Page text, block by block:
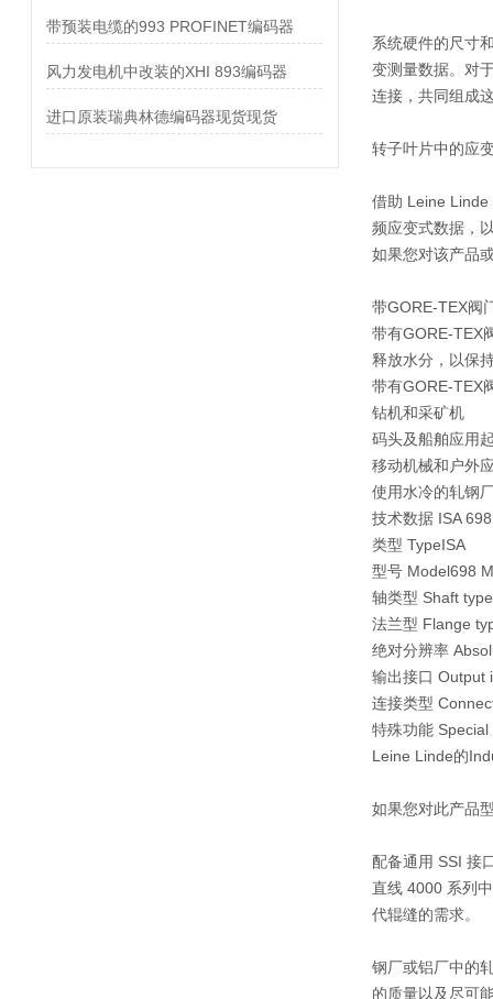
带预装电缆的993 PROFINET编码器
风力发电机中改装的XHI 893编码器
进口原装瑞典林德编码器现货现货
系统硬件的尺寸
变测量数据。对
连接，共同组成
转子叶片中的应
借助 Leine Linde
频应变式数据，
如果您对该产品
带GORE-TEX阀
带有GORE-TEX
释放水分，以保
带有GORE-TEX
钻机和采矿机
码头及船舶应用
移动机械和户外
使用水冷的轧钢
技术数据 ISA
类型 TypeISA
型号 Model698
轴类型 Shaft
法兰型 Flange
绝对分辨率
输出接口 Output
连接类型
特殊功能
Leine Linde的
如果您对此产品
配备通用 SSI 接
直线 4000 系列
代辊缝的需求。
钢厂或铝厂中的
的质量以及尽可